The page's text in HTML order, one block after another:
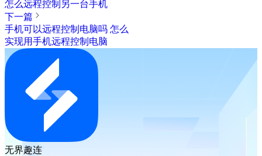
怎么远程控制另一台手机
下一篇
手机可以远程控制电脑吗 怎么
实现用手机远程控制电脑
无界趣连